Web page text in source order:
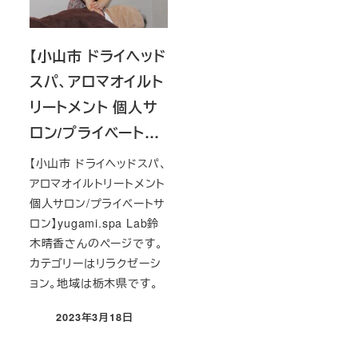
【小山市 ドライヘッド
スパ、アロマオイルト
リートメント 個人サ
ロン/プライベート…
【小山市 ドライヘッドスパ、
アロマオイルトリートメント
個人サロン/プライベートサ
ロン】yugami.spa Lab鈴
木晴香さんのページです。
カテゴリーはリラクゼーシ
ョン。地域は栃木県です。
投稿日
2023年3月18日